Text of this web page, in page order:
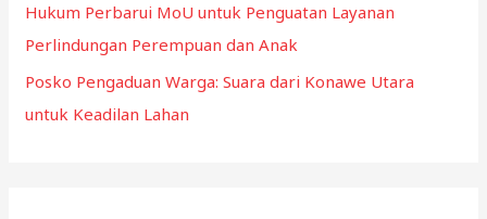
Hukum Perbarui MoU untuk Penguatan Layanan
Perlindungan Perempuan dan Anak
Posko Pengaduan Warga: Suara dari Konawe Utara
untuk Keadilan Lahan